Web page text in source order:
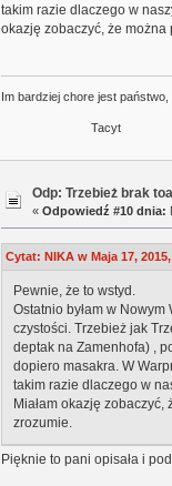
takim razie dlaczego w
okazję zobaczyć, że można
Im bardziej chore jest
Tacyt
Odp: Trzebież brak
«Odpowiedź #10 dnia:
Cytat: NIKA w Maja 17,
Pewnie, że to wstyd.
Ostatnio byłam w
czystości. Trzebież jak
deptak na Zamenhofa) ,
dopiero masakra. W
takim razie dlaczego w
Miałam okazję
zrozumie.
Pięknie to pani opisała i